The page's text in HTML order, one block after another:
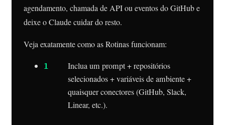
agendamento, chamada de API ou eventos do GitHub e
deixe o Claude cuidar do resto.
Veja exatamente como as Rotinas funcionam:
Inclua um prompt + repositórios
selecionados + variáveis ​​de ambiente +
quaisquer conectores (GitHub, Slack,
Linear, etc.).